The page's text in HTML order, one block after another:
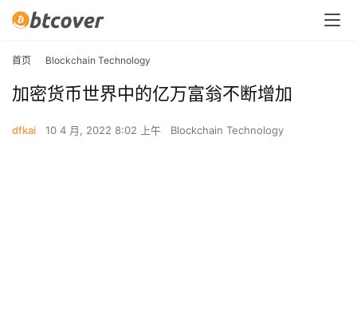
首页 Blockchain Technology
加密货币世界中的亿万富翁不断增加
dfkai 10 4 月, 2022 8:02 上午 Blockchain Technology